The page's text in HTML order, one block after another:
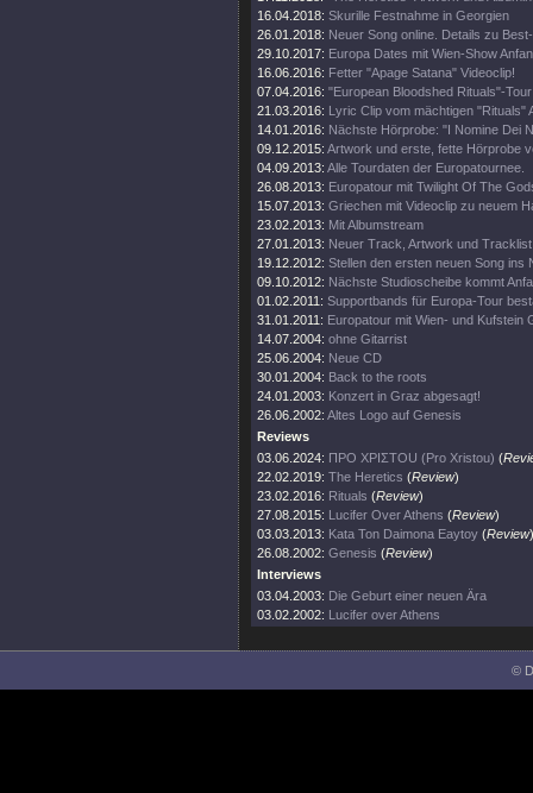
16.04.2018: Skurille Festnahme in Georgien
26.01.2018: Neuer Song online. Details zu
29.10.2017: Europa Dates mit Wien-Show
16.06.2016: Fetter "Apage Satana" Videoclip!
07.04.2016: "European Bloodshed Rituals"-
21.03.2016: Lyric Clip vom mächtigen "Rituals"
14.01.2016: Nächste Hörprobe: "I Nomine Dei
09.12.2015: Artwork und erste, fette Hörprobe
04.09.2013: Alle Tourdaten der Europatournee.
26.08.2013: Europatour mit Twilight Of The
15.07.2013: Griechen mit Videoclip zu neuem
23.02.2013: Mit Albumstream
27.01.2013: Neuer Track, Artwork und
19.12.2012: Stellen den ersten neuen Song ins
09.10.2012: Nächste Studioscheibe kommt
01.02.2011: Supportbands für Europa-Tour
31.01.2011: Europatour mit Wien- und Kufstein
14.07.2004: ohne Gitarrist
25.06.2004: Neue CD
30.01.2004: Back to the roots
24.01.2003: Konzert in Graz abgesagt!
26.06.2002: Altes Logo auf Genesis
Reviews
03.06.2024: ΠΡΟ ΧΡΙΣΤΟU (Pro Xristou) (
22.02.2019: The Heretics (Review)
23.02.2016: Rituals (Review)
27.08.2015: Lucifer Over Athens (Review)
03.03.2013: Kata Ton Daimona Eaytoy (Review)
26.08.2002: Genesis (Review)
Interviews
03.04.2003: Die Geburt einer neuen Ära
03.02.2002: Lucifer over Athens
©